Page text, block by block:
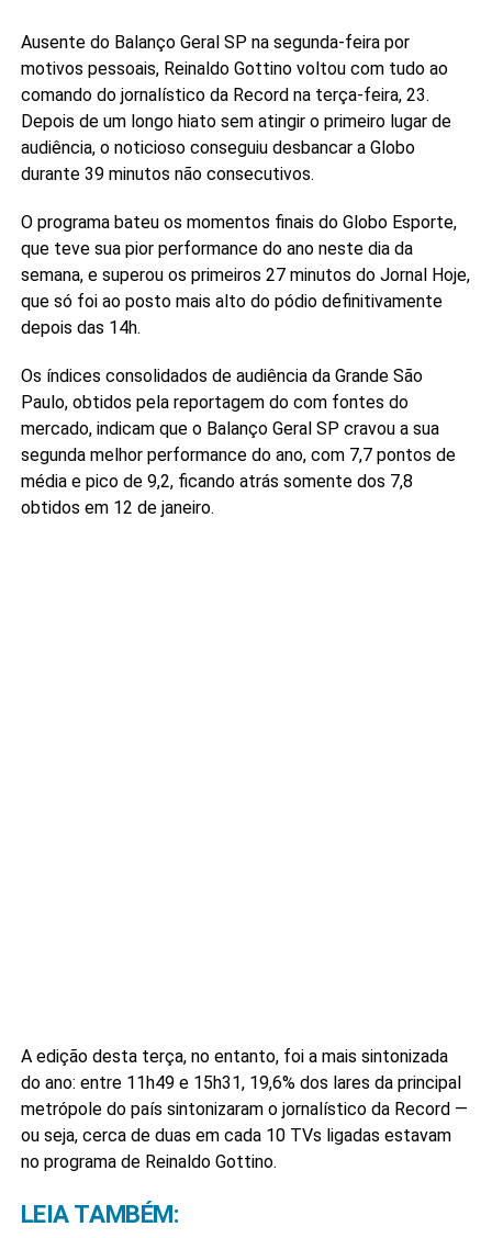
Ausente do Balanço Geral SP na segunda-feira por
motivos pessoais, Reinaldo Gottino voltou com tudo ao
comando do jornalístico da Record na terça-feira, 23.
Depois de um longo hiato sem atingir o primeiro lugar de
audiência, o noticioso conseguiu desbancar a Globo
durante 39 minutos não consecutivos.
O programa bateu os momentos finais do Globo Esporte,
que teve sua pior performance do ano neste dia da
semana, e superou os primeiros 27 minutos do Jornal Hoje,
que só foi ao posto mais alto do pódio definitivamente
depois das 14h.
Os índices consolidados de audiência da Grande São
Paulo, obtidos pela reportagem do com fontes do
mercado, indicam que o Balanço Geral SP cravou a sua
segunda melhor performance do ano, com 7,7 pontos de
média e pico de 9,2, ficando atrás somente dos 7,8
obtidos em 12 de janeiro.
A edição desta terça, no entanto, foi a mais sintonizada
do ano: entre 11h49 e 15h31, 19,6% dos lares da principal
metrópole do país sintonizaram o jornalístico da Record —
ou seja, cerca de duas em cada 10 TVs ligadas estavam
no programa de Reinaldo Gottino.
LEIA TAMBÉM: